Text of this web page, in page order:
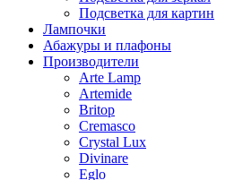
Подсветка для картин
Лампочки
Абажуры и плафоны
Производители
Arte Lamp
Artemide
Britop
Cremasco
Crystal Lux
Divinare
Eglo